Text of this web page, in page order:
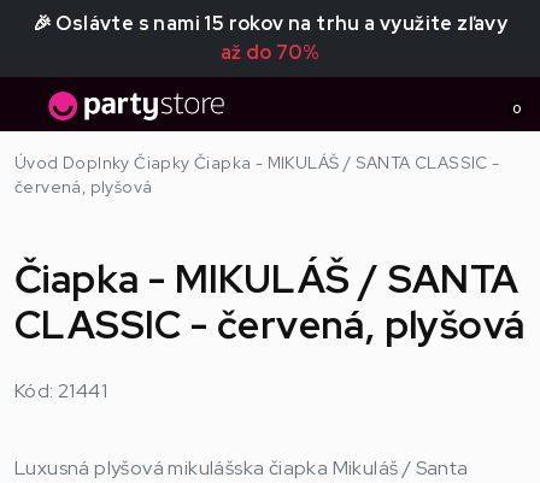
🎉 Oslávte s nami 15 rokov na trhu a využite zľavy
až do 70%
0
Úvod Doplnky Čiapky Čiapka - MIKULÁŠ / SANTA CLASSIC -
červená, plyšová
Čiapka - MIKULÁŠ / SANTA
CLASSIC - červená, plyšová
Kód: 21441
Luxusná plyšová mikulášska čiapka Mikuláš / Santa